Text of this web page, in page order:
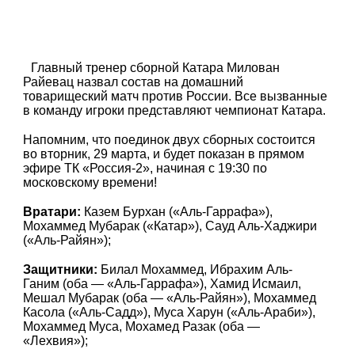
Главный тренер сборной Катара Милован
Райевац назвал состав на домашний
товарищеский матч против России. Все вызванные
в команду игроки представляют чемпионат Катара.
Напомним, что поединок двух сборных состоится
во вторник, 29 марта, и будет показан в прямом
эфире ТК «Россия-2», начиная с 19:30 по
московскому времени!
Вратари: Казем Бурхан («Аль-Гаррафа»),
Мохаммед Мубарак («Катар»), Сауд Аль-Хаджири
(«Аль-Райян»);
Защитники: Билал Мохаммед, Ибрахим Аль-
Ганим (оба — «Аль-Гаррафа»), Хамид Исмаил,
Мешал Мубарак (оба — «Аль-Райян»), Мохаммед
Касола («Аль-Садд»), Муса Харун («Аль-Араби»),
Мохаммед Муса, Мохамед Разак (оба —
«Лехвия»);